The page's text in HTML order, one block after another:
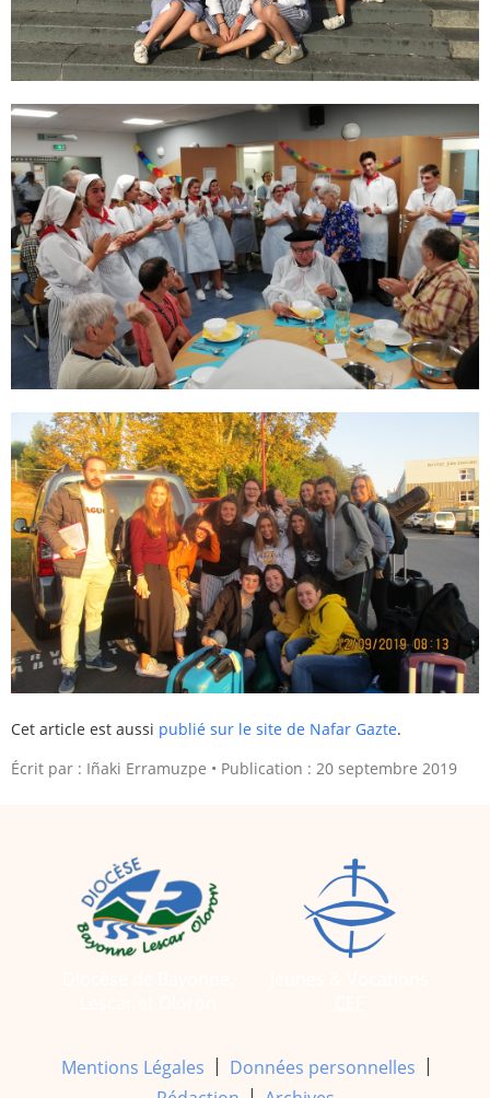
Cet article est aussi publié sur le site de Nafar Gazte.
Écrit par : Iñaki Erramuzpe Publication : 20 septembre 2019
Mentions Légales | Données personnelles |